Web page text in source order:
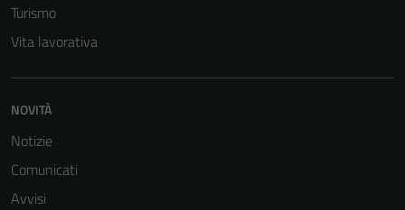
Turismo
Vita lavorativa
NOVITÀ
Notizie
Comunicati
Avvisi